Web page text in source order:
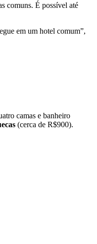
comuns. É possível até
em um hotel comum”,
camas e banheiro
(cerca de R$900).